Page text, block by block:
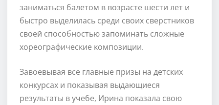
заниматься балетом в возрасте шести лет и
быстро выделилась среди своих сверстников
своей способностью запоминать сложные
хореографические композиции.
Завоевывая все главные призы на детских
конкурсах и показывая выдающиеся
результаты в учебе, Ирина показала свою